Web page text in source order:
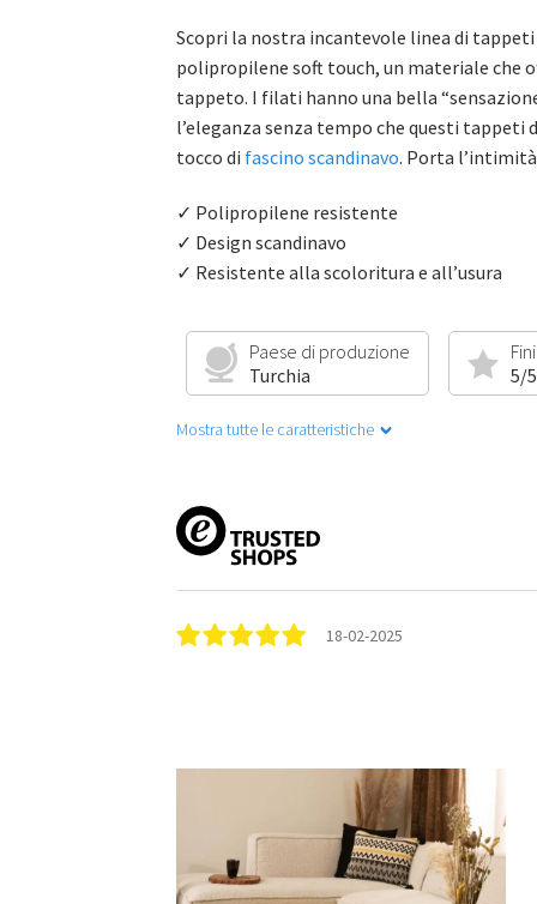
Scopri la nostra incantevole linea di
polipropilene soft touch, un materiale che
tappeto. I filati hanno una bella
l’eleganza senza tempo che questi tappeti
tocco di fascino scandinavo. Porta
✓ Polipropilene resistente
✓ Design scandinavo
✓ Resistente alla scoloritura e all’usura
Paese di produzione
Turchia
5/
Mostra tutte le caratteristiche
18-02-2025